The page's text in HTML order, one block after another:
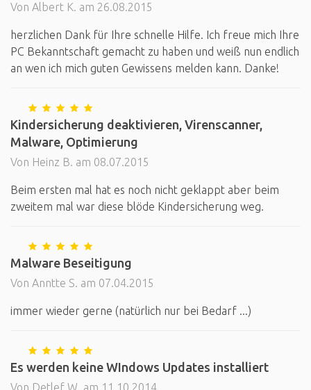
Von Albert K. am 26.08.2015
herzlichen Dank für Ihre schnelle Hilfe. Ich freue mich Ihre
PC Bekanntschaft gemacht zu haben und weiß nun endlich
an wen ich mich guten Gewissens melden kann. Danke!
Kindersicherung deaktivieren, Virenscanner,
Malware, Optimierung
Von Heinz B. am 08.07.2015
Beim ersten mal hat es noch nicht geklappt aber beim
zweitem mal war diese blöde Kindersicherung weg.
Malware Beseitigung
Von Anntte S. am 07.04.2015
immer wieder gerne (natürlich nur bei Bedarf ...)
Es werden keine WIndows Updates installiert
Von Detlef W. am 11.10.2014